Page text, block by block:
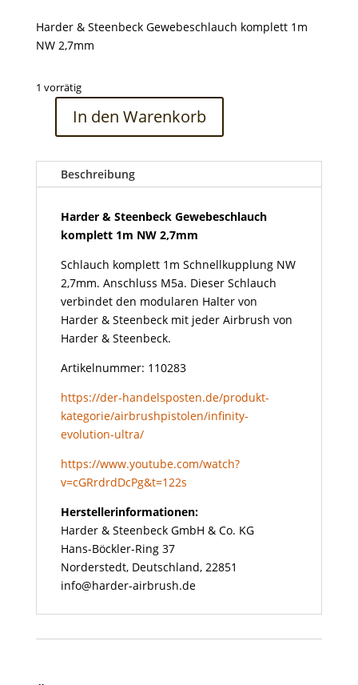
Harder & Steenbeck Gewebeschlauch komplett 1m
NW 2,7mm
1 vorrätig
Steenbeck
Gewebeschlauch
Menge
In den Warenkorb
Beschreibung
Harder & Steenbeck Gewebeschlauch
komplett 1m NW 2,7mm
Schlauch komplett 1m Schnellkupplung NW
2,7mm. Anschluss M5a. Dieser Schlauch
verbindet den modularen Halter von
Harder & Steenbeck mit jeder Airbrush von
Harder & Steenbeck.
Artikelnummer: 110283
https://der-handelsposten.de/produkt-
kategorie/airbrushpistolen/infinity-
evolution-ultra/
https://www.youtube.com/watch?
v=cGRrdrdDcPg&t=122s
Herstellerinformationen:
Harder & Steenbeck GmbH & Co. KG
Hans-Böckler-Ring 37
Norderstedt, Deutschland, 22851
info@harder-airbrush.de